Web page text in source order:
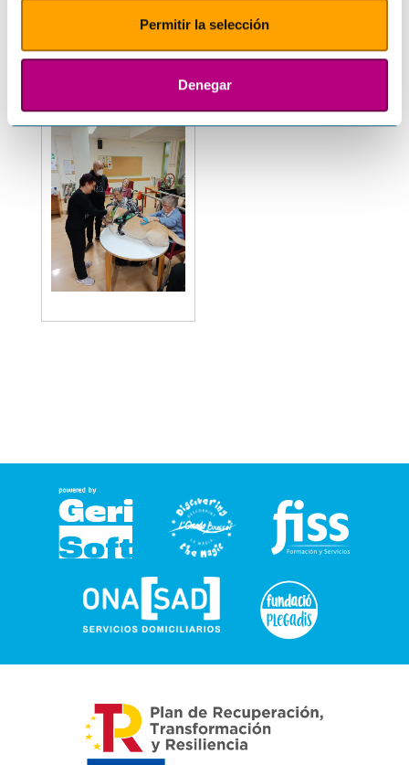
Permitir la selección
Denegar